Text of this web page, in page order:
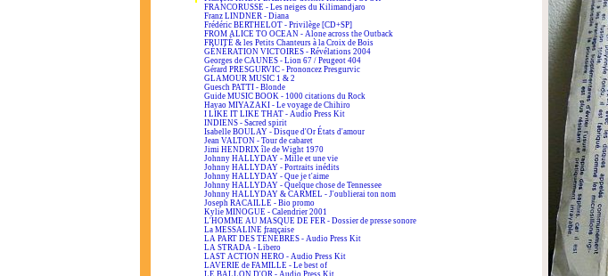
FRANCORUSSE - Les neiges du Kilimandjaro
Franz LINDNER - Diana
Frédéric BERTHELOT - Privilège [CD+SP]
FROM ALICE TO OCEAN - Alone across the Outback
FRUITÉ & les Petits Chanteurs à la Croix de Bois
GÉNÉRATION VICTOIRES - Révélations 2004
Georges de CAUNES - Lion 67 / Peugeot 404
Gérard PRESGURVIC - Prononcez Presgurvic
GLAMOUR MUSIC 1 & 2
Guesch PATTI - Blonde
Guide MUSIC BOOK - 1000 citations du Rock
Hayao MIYAZAKI - Le voyage de Chihiro
I LIKE IT LIKE THAT - Audio Press Kit
INDIENS - Sacred spirit
Isabelle BOULAY - Disque d'Or États d'amour
Jean VALTON - Tour de cabaret
Jimi HENDRIX île de Wight 1970
Johnny HALLYDAY - Mille et une vie
Johnny HALLYDAY - Portraits inédits
Johnny HALLYDAY - Que je t'aime
Johnny HALLYDAY - Quelque chose de Tennessee
Johnny HALLYDAY & CARMEL - J'oublierai ton nom
Joseph RACAILLE - Bio promo
Kylie MINOGUE - Calendrier 2001
L'HOMME AU MASQUE DE FER - Dossier de presse sonore
La MESSALINE française
LA PART DES TÉNÈBRES - Audio Press Kit
LA STRADA - Libero
LAST ACTION HERO - Audio Press Kit
LAVERIE de FAMILLE - Le best of
LE BALLON D'OR - Audio Press Kit